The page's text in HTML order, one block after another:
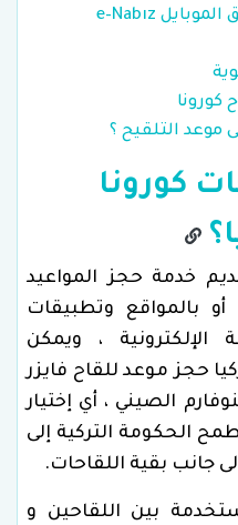
كورونا
موعد التلقيح ؟
كورونا
خدمة حجز المواعيد
أو بالمواقع وتطبيقات
الإلكترونية ، ويمكن
حجز موعد للقاح فايزر
الصيني ، أي إختيار
الحكومة التركية إلى
جانب بقية اللقاحات.
بين اللقاحين و